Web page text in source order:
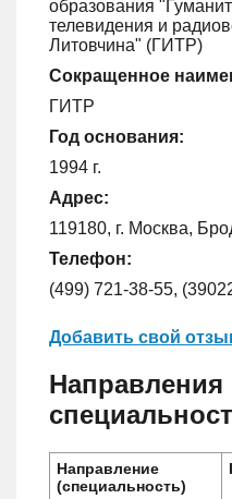
образования
телевидения и
Литовчина" (ГИТР)
Сокращенное
ГИТР
Год основания:
1994 г.
Адрес:
119180, г. Москва,
Телефон:
(499) 721-38-55,
Добавить свой
Направления
Направление
(специальность)